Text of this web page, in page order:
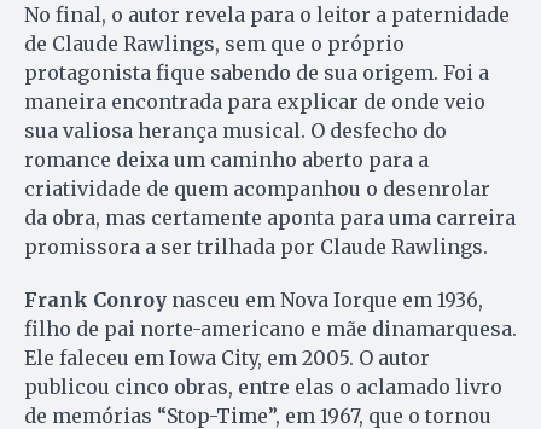
No final, o autor revela para o leitor a paternidade
de Claude Rawlings, sem que o próprio
protagonista fique sabendo de sua origem. Foi a
maneira encontrada para explicar de onde veio
sua valiosa herança musical. O desfecho do
romance deixa um caminho aberto para a
criatividade de quem acompanhou o desenrolar
da obra, mas certamente aponta para uma carreira
promissora a ser trilhada por Claude Rawlings.
Frank Conroy nasceu em Nova Iorque em 1936,
filho de pai norte-americano e mãe dinamarquesa.
Ele faleceu em Iowa City, em 2005. O autor
publicou cinco obras, entre elas o aclamado livro
de memórias “Stop-Time”, em 1967, que o tornou